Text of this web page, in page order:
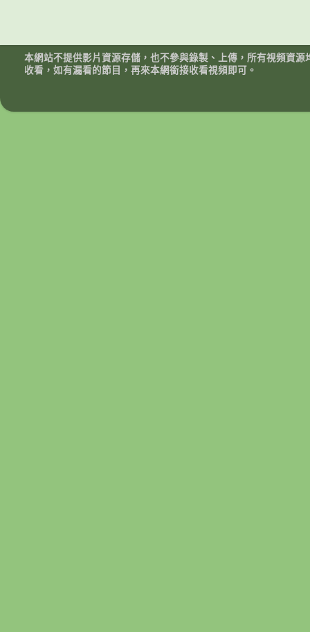
本網站不提供影片資源存儲，也不參與錄製、上傳，所有視頻資
收看，如有漏看的節目，再來本網銜接收看視頻即可。